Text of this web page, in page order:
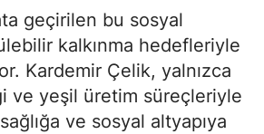
geçirilen bu sosyal
kalkınma hedefleriyle
Kardemir Çelik, yalnızca
ve yeşil üretim süreçleriyle
ve sosyal altyapıya